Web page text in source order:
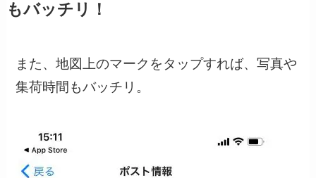
もバッチリ！
また、地図上のマークをタップすれば、写真や
集荷時間もバッチリ。